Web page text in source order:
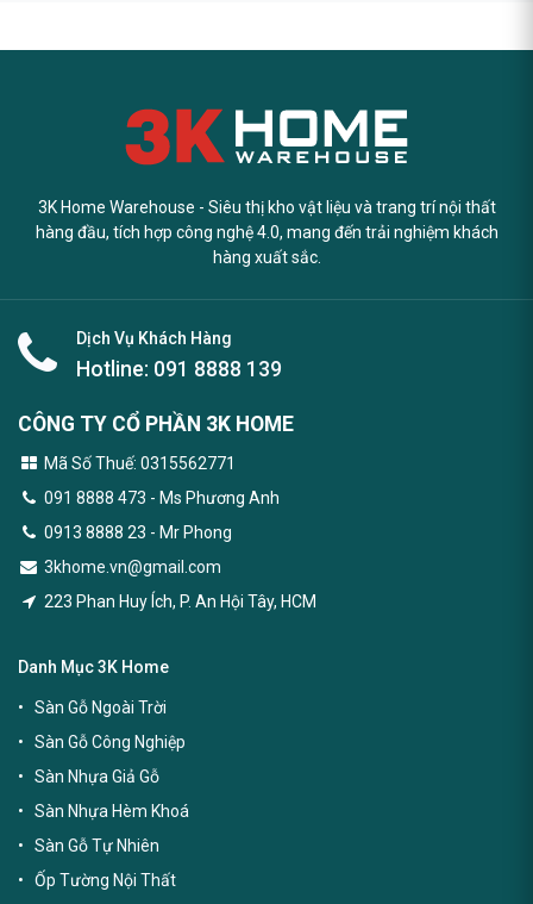
3K Home Warehouse - Siêu thị kho vật liệu và trang trí nội thất
hàng đầu, tích hợp công nghệ 4.0, mang đến trải nghiệm khách
hàng xuất sắc.
Dịch Vụ Khách Hàng
Hotline: 091 8888 139
CÔNG TY CỔ PHẦN 3K HOME
Mã Số Thuế: 0315562771
091 8888 473 - Ms Phương Anh
0913 8888 23 - Mr Phong
3khome.vn@gmail.com
223 Phan Huy Ích, P. An Hội Tây, HCM
Danh Mục 3K Home
Sàn Gỗ Ngoài Trời
Sàn Gỗ Công Nghiệp
Sàn Nhựa Giả Gỗ
Sàn Nhựa Hèm Khoá
Sàn Gỗ Tự Nhiên
Ốp Tường Nội Thất